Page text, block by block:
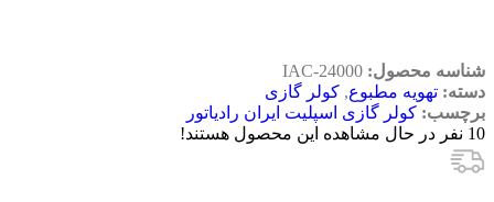
شناسه محصول: IAC-24000
دسته: تهویه مطبوع, کولر گازی
برچسب: کولر گازی اسپلیت ایران رادیاتور
10 نفر در حال مشاهده این محصول هستند!